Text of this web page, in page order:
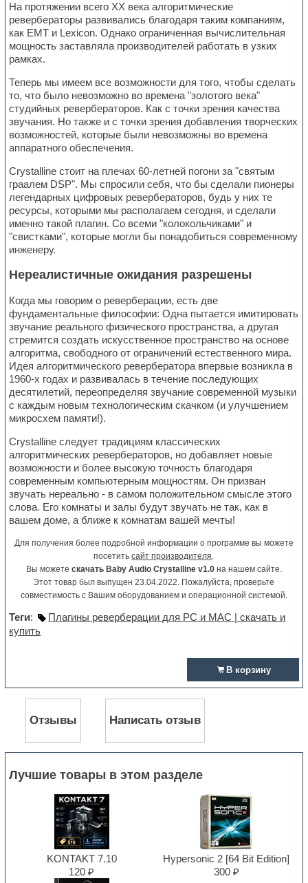
На протяжении всего XX века алгоритмические
ревербераторы развивались благодаря таким компаниям,
как EMT и Lexicon. Однако ограниченная вычислительная
мощность заставляла производителей работать в узких
рамках.
Теперь мы имеем все возможности для того, чтобы сделать
то, что было невозможно во времена "золотого века"
студийных ревербераторов. Как с точки зрения качества
звучания. Но также и с точки зрения добавления творческих
возможностей, которые были невозможны во времена
аппаратного обеспечения.
Crystalline стоит на плечах 60-летней погони за "святым
граалем DSP". Мы спросили себя, что бы сделали пионеры
легендарных цифровых ревербераторов, будь у них те
ресурсы, которыми мы располагаем сегодня, и сделали
именно такой плагин. Со всеми "колокольчиками" и
"свистками", которые могли бы понадобиться современному
инженеру.
Нереалистичные ожидания разрешены
Когда мы говорим о реверберации, есть две
фундаментальные философии: Одна пытается имитировать
звучание реального физического пространства, а другая
стремится создать искусственное пространство на основе
алгоритма, свободного от ограничений естественного мира.
Идея алгоритмического ревербератора впервые возникла в
1960-х годах и развивалась в течение последующих
десятилетий, переопределяя звучание современной музыки
с каждым новым технологическим скачком (и улучшением
микросхем памяти!).
Crystalline следует традициям классических
алгоритмических ревербераторов, но добавляет новые
возможности и более высокую точность благодаря
современным компьютерным мощностям. Он призван
звучать нереально - в самом положительном смысле этого
слова. Его комнаты и залы будут звучать не так, как в
вашем доме, а ближе к комнатам вашей мечты!
Для получения более подробной информации о программе вы можете
посетитьсайт производителя.
Вы можете скачать Baby Audio Crystalline v1.0на нашем сайте.
Этот товар был выпущен 23.04.2022. Пожалуйста, проверьте
совместимость с Вашим оборудованием и операционной системой.
Теги:
Плагины реверберации для PC и MAC | скачать и
купить
В корзину
Отзывы Написать отзыв
Лучшие товары в этом разделе
KONTAKT 7.10
120 ₽
Hypersonic 2 [64 Bit Edition]
300 ₽